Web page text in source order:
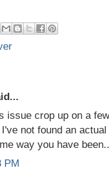
issue crop up on a
not found an
way you have
PM